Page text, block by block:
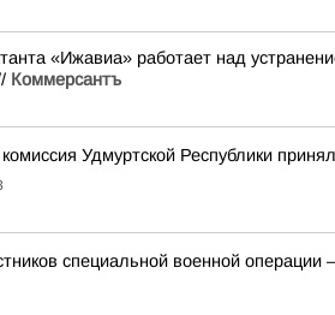
«Ижавиа» работает над
Коммерсантъ
Удмуртской Республики
специальной военной операции